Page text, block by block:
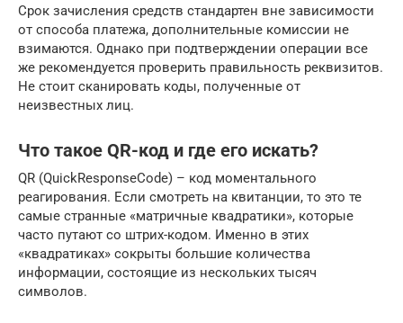
Срок зачисления средств стандартен вне зависимости
от способа платежа, дополнительные комиссии не
взимаются. Однако при подтверждении операции все
же рекомендуется проверить правильность реквизитов.
Не стоит сканировать коды, полученные от
неизвестных лиц.
Что такое QR-код и где его искать?
QR (QuickResponseCode) – код моментального
реагирования. Если смотреть на квитанции, то это те
самые странные «матричные квадратики», которые
часто путают со штрих-кодом. Именно в этих
«квадратиках» сокрыты большие количества
информации, состоящие из нескольких тысяч
символов.